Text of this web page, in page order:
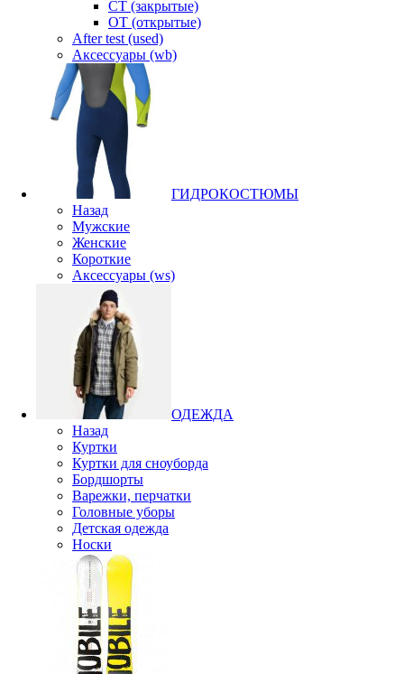
CT (закрытые)
OT (открытые)
After test (used)
Аксессуары (wb)
ГИДРОКОСТЮМЫ
Назад
Мужские
Женские
Короткие
Аксессуары (ws)
ОДЕЖДА
Назад
Куртки
Куртки для сноуборда
Бордшорты
Варежки, перчатки
Головные уборы
Детская одежда
Носки